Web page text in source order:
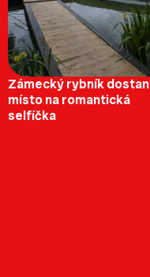
Zámecký rybník
místo na romantická
selfíčka